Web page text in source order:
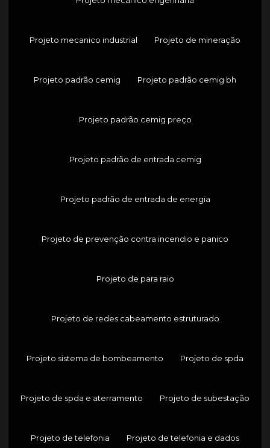
Projeto mecanico industrial Projeto de mineração
Projeto padrão cemig Projeto padrão cemig bh
Projeto padrão cemig preço
Projeto padrão de entrada cemig
Projeto padrão de entrada de energia
Projeto de prevenção contra incendio e panico
Projeto de para raio
Projeto de redes cabeamento estruturado
Projeto sistema de bombeamento Projeto de spda
Projeto de spda e aterramento Projeto de subestação
Projeto de telefonia Projeto de telefonia e dados